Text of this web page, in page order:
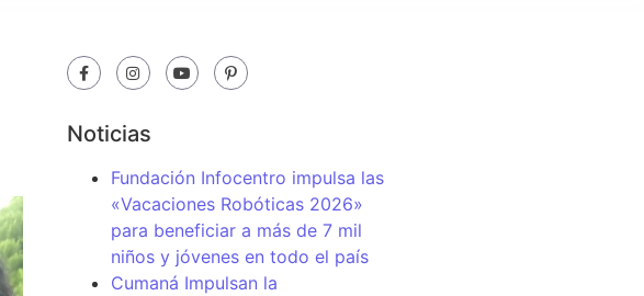
Noticias
Fundación Infocentro impulsa las
«Vacaciones Robóticas 2026»
para beneficiar a más de 7 mil
niños y jóvenes en todo el país
Cumaná Impulsan la